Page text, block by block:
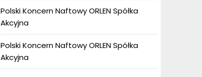
Polski Koncern Naftowy ORLEN Spółka
Akcyjna
Polski Koncern Naftowy ORLEN Spółka
Akcyjna